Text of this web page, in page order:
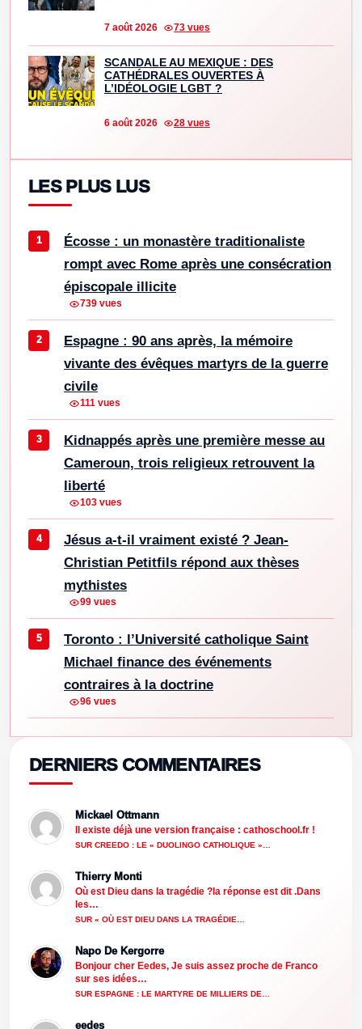
7 août 2026 73 vues
SCANDALE AU MEXIQUE : DES
CATHÉDRALES OUVERTES À
L’IDÉOLOGIE LGBT ?
6 août 2026 28 vues
LES PLUS LUS
Écosse : un monastère traditionaliste
rompt avec Rome après une consécration
épiscopale illicite
739 vues
Espagne : 90 ans après, la mémoire
vivante des évêques martyrs de la guerre
civile
111 vues
Kidnappés après une première messe au
Cameroun, trois religieux retrouvent la
liberté
103 vues
Jésus a-t-il vraiment existé ? Jean-
Christian Petitfils répond aux thèses
mythistes
99 vues
Toronto : l’Université catholique Saint
Michael finance des événements
contraires à la doctrine
96 vues
DERNIERS COMMENTAIRES
Mickael Ottmann
Il existe déjà une version française : cathoschool.fr !
SUR CREEDO : LE « DUOLINGO CATHOLIQUE »…
Thierry Monti
Où est Dieu dans la tragédie ?la réponse est dit .Dans
les…
SUR « OÙ EST DIEU DANS LA TRAGÉDIE…
Napo De Kergorre
Bonjour cher Eedes, Je suis assez proche de Franco
sur ses idées…
SUR ESPAGNE : LE MARTYRE DE MILLIERS DE…
eedes